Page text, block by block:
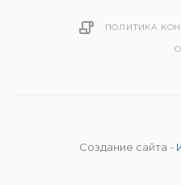
ПОЛИТИКА
Создание сайта -